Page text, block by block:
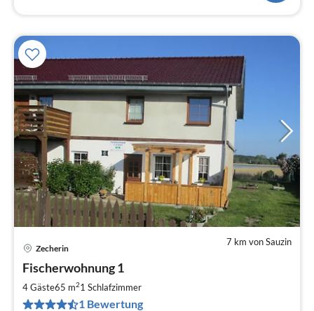
7 km von Sauzin
Zecherin
Fischerwohnung 1
4 Gäste65 m21 Schlafzimmer
1 Bewertung